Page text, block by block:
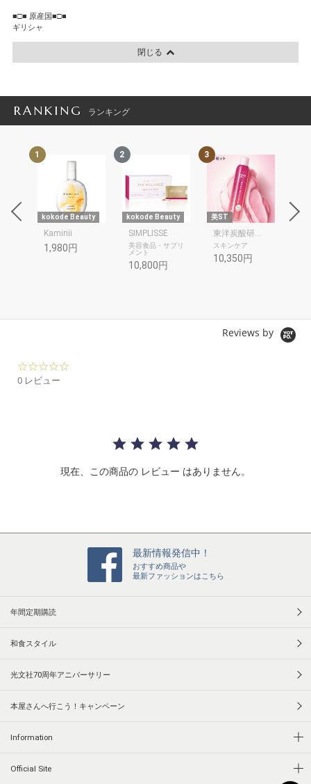
■□■ 原産国■□■
ギリシャ
閉じる
RANKING ランキング
1
kokode Beauty
Kaminii
1,980円
2
kokode Beauty
SIMPLISSE
美容食品・サプリ
メント
10,800円
3
美ST
東洋炭酸研究所
スキンケア
10,350円
Reviews by
i
0 レビュー
現在、この商品の レビュー はありません。
最新情報発信中！
おすすめ商品や
最新ファッションはこちら
年間定期購読
和食スタイル
光文社70周年アニバーサリー
本屋さんへ行こう！キャンペーン
Information
Official Site